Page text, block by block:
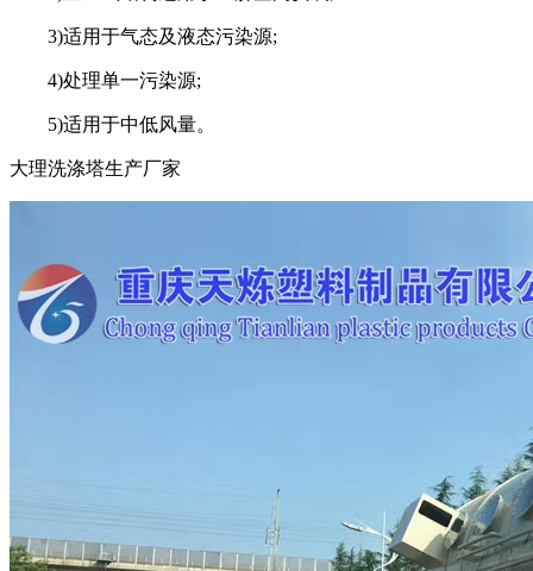
3)适用于气态及液态污染源;
4)处理单一污染源;
5)适用于中低风量。
大理洗涤塔生产厂家